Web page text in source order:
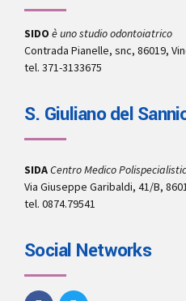
SIDO è uno studio odontoiatrico
Contrada Pianelle, snc, 86019,
tel. 371-3133675
S. Giuliano del
SIDACentro Medico
Via Giuseppe Garibaldi, 41/B,
tel. 0874.79541
Social Networks